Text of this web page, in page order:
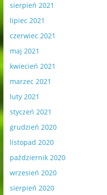
sierpień 2021
lipiec 2021
czerwiec 2021
maj 2021
kwiecień 2021
marzec 2021
luty 2021
styczeń 2021
grudzień 2020
listopad 2020
październik 2020
wrzesień 2020
sierpień 2020